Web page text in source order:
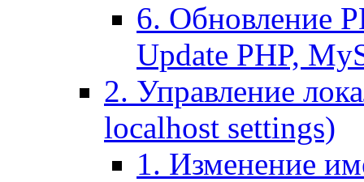
6. Обновление
Update PHP,
2. Управление
localhost settings)
1. Изменение